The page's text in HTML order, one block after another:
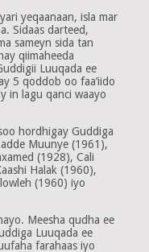
yeqaanaan, isla mar
Sidaas darteed,
sameyn sida tan
qiimaheeda
Luuqada ee
5 qoddob oo faa’iido
in lagu qanci waayo
hordhigay Guddiga
Muunye (1961),
(1928), Cali
Halak (1960),
(1960) iyo
Meesha qudha ee
Luuqada ee
farahaas iyo